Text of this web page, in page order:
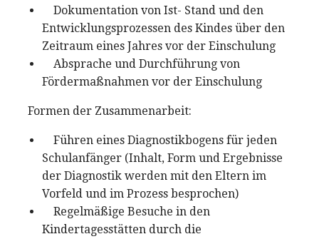
Dokumentation von Ist- Stand und den
Entwicklungsprozessen des Kindes über den
Zeitraum eines Jahres vor der Einschulung
Absprache und Durchführung von
Fördermaßnahmen vor der Einschulung
Formen der Zusammenarbeit:
Führen eines Diagnostikbogens für jeden
Schulanfänger (Inhalt, Form und Ergebnisse
der Diagnostik werden mit den Eltern im
Vorfeld und im Prozess besprochen)
Regelmäßige Besuche in den
Kindertagesstätten durch die